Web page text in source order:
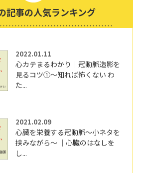
記事の人気ランキング
2022.01.11
心カテまるわかり｜冠動脈造影を
見るコツ①～知れば怖くない わ
た...
2021.02.09
心臓を栄養する冠動脈～小ネタを
挟みながら～ ｜心臓のはなしを
し...